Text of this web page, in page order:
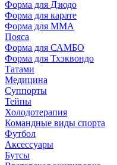
Форма для Дзюдо
Форма для карате
Форма для MMA
Пояса
Форма для САМБО
Форма для Тхэквондо
Татами
Медицина
Суппорты
Тейпы
Холодотерапия
Командные виды спорта
Футбол
Аксессуары
Бутсы